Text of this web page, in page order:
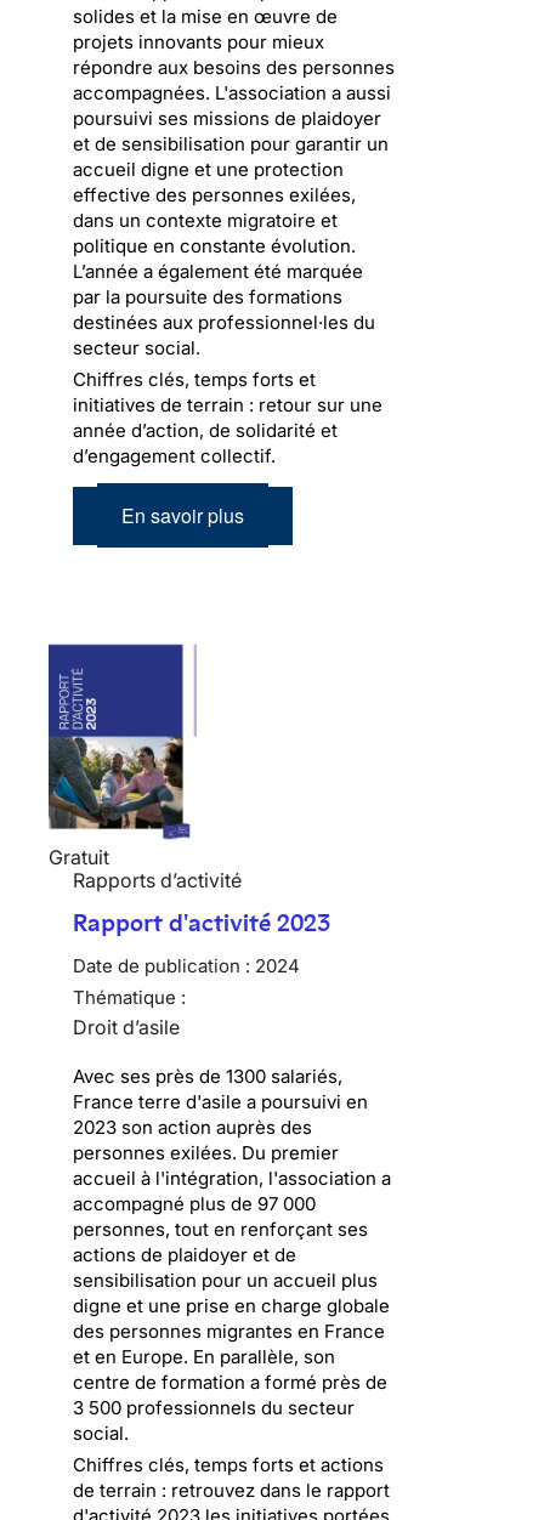
solides et la mise en œuvre de
projets innovants pour mieux
répondre aux besoins des personnes
accompagnées. L'association a aussi
poursuivi ses missions de plaidoyer
et de sensibilisation pour garantir un
accueil digne et une protection
effective des personnes exilées,
dans un contexte migratoire et
politique en constante évolution.
L’année a également été marquée
par la poursuite des formations
destinées aux professionnel·les du
secteur social.
Chiffres clés, temps forts et
initiatives de terrain : retour sur une
année d’action, de solidarité et
d’engagement collectif.
En savoir plus
Gratuit
Rapports d’activité
Rapport d'activité 2023
Date de publication : 2024
Thématique :
Droit d’asile
Avec ses près de 1300 salariés,
France terre d'asile a poursuivi en
2023 son action auprès des
personnes exilées. Du premier
accueil à l'intégration, l'association a
accompagné plus de 97 000
personnes, tout en renforçant ses
actions de plaidoyer et de
sensibilisation pour un accueil plus
digne et une prise en charge globale
des personnes migrantes en France
et en Europe. En parallèle, son
centre de formation a formé près de
3 500 professionnels du secteur
social.
Chiffres clés, temps forts et actions
de terrain : retrouvez dans le rapport